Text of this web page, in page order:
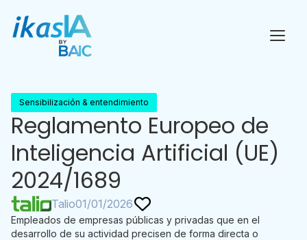
Sensibilización & entendimiento
Reglamento Europeo de
Inteligencia Artificial (UE)
2024/1689
Talio01/01/2026
Empleados de empresas públicas y privadas que en el
desarrollo de su actividad precisen de forma directa o